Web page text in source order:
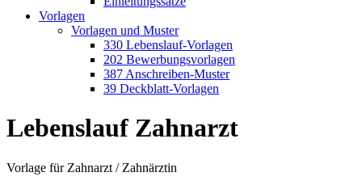
Vorlagen
Vorlagen und Muster
330 Lebenslauf-Vorlagen
202 Bewerbungsvorlagen
387 Anschreiben-Muster
39 Deckblatt-Vorlagen
Lebenslauf Zahnarzt
Vorlage für Zahnarzt / Zahnärztin